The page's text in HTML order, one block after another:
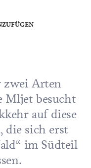
zwei Arten
Mljetbesucht
auf diese
die sich erst
im Südteil